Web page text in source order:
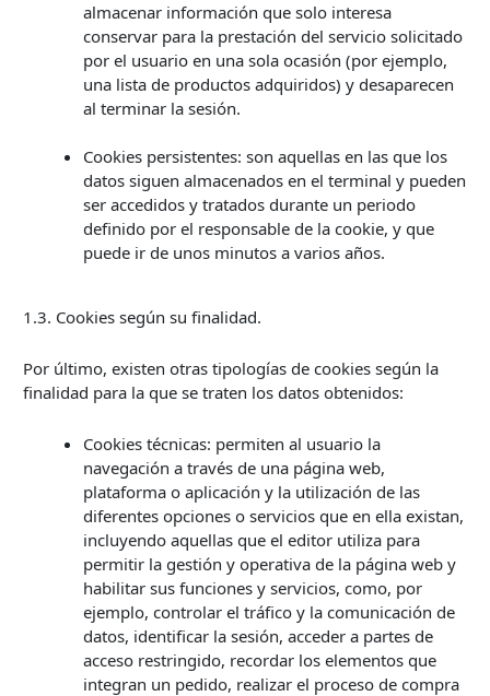
almacenar información que solo interesa
conservar para la prestación del servicio solicitado
por el usuario en una sola ocasión (por ejemplo,
una lista de productos adquiridos) y desaparecen
al terminar la sesión.
Cookies persistentes: son aquellas en las que los
datos siguen almacenados en el terminal y pueden
ser accedidos y tratados durante un periodo
definido por el responsable de la cookie, y que
puede ir de unos minutos a varios años.
1.3. Cookies según su finalidad.
Por último, existen otras tipologías de cookies según la
finalidad para la que se traten los datos obtenidos:
Cookies técnicas: permiten al usuario la
navegación a través de una página web,
plataforma o aplicación y la utilización de las
diferentes opciones o servicios que en ella existan,
incluyendo aquellas que el editor utiliza para
permitir la gestión y operativa de la página web y
habilitar sus funciones y servicios, como, por
ejemplo, controlar el tráfico y la comunicación de
datos, identificar la sesión, acceder a partes de
acceso restringido, recordar los elementos que
integran un pedido, realizar el proceso de compra